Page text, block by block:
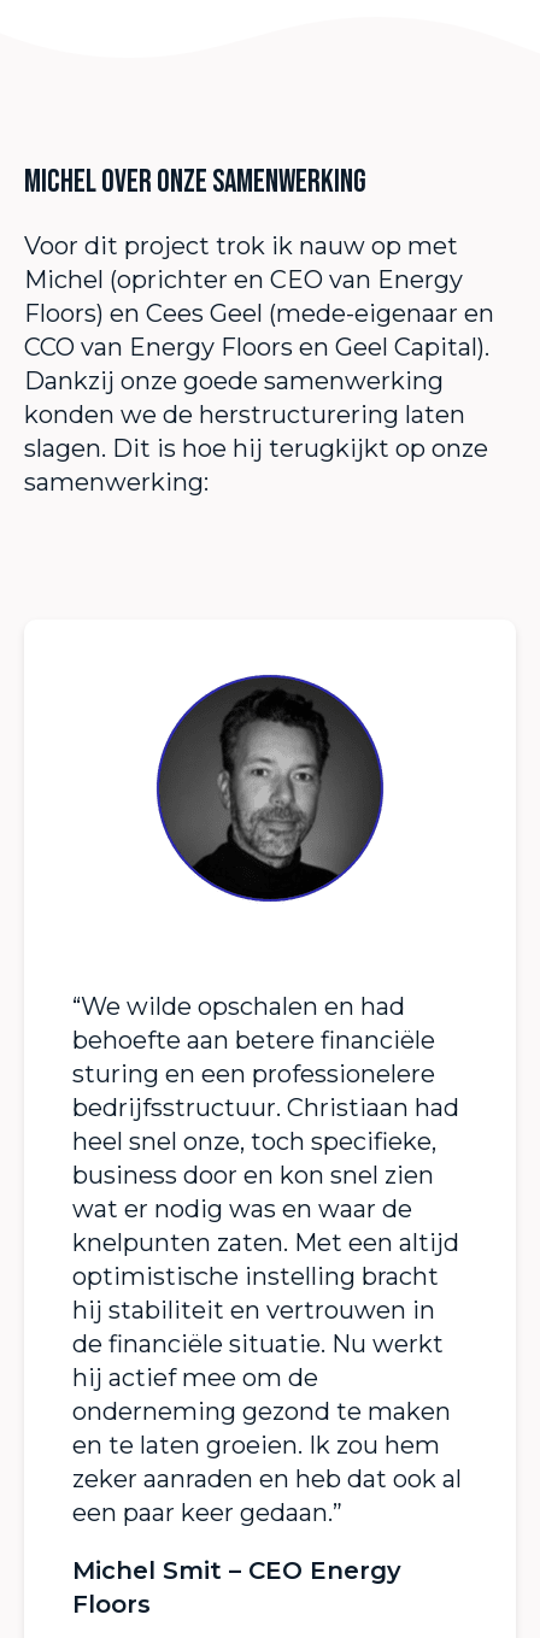
Michel over onze samenwerking
Voor dit project trok ik nauw op met
Michel (oprichter en CEO van Energy
Floors) en Cees Geel (mede-eigenaar en
CCO van Energy Floors en Geel Capital).
Dankzij onze goede samenwerking
konden we de herstructurering laten
slagen. Dit is hoe hij terugkijkt op onze
samenwerking:
“We wilde opschalen en had
behoefte aan betere financiële
sturing en een professionelere
bedrijfsstructuur. Christiaan had
heel snel onze, toch specifieke,
business door en kon snel zien
wat er nodig was en waar de
knelpunten zaten. Met een altijd
optimistische instelling bracht
hij stabiliteit en vertrouwen in
de financiële situatie. Nu werkt
hij actief mee om de
onderneming gezond te maken
en te laten groeien. Ik zou hem
zeker aanraden en heb dat ook al
een paar keer gedaan.”
Michel Smit – CEO Energy
Floors